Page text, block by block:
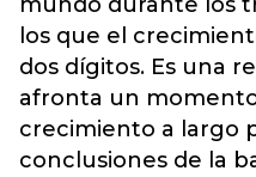
los que el
dos dígitos. Es una
afronta un
crecimiento a largo
conclusiones de la